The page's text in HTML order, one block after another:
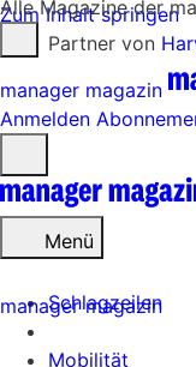
Zum Inhalt springen
Partner von
manager magazin
Anmelden
öffnen
Menü
Schlagzeilen
Mobilität
Alle Magazine der
manager magazin